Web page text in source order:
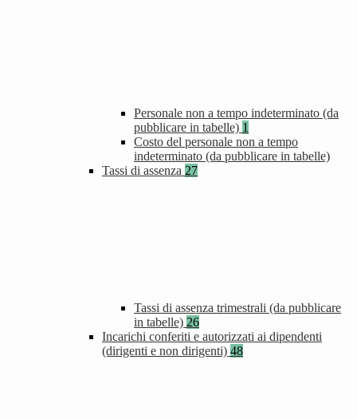
Personale non a tempo indeterminato (da
pubblicare in tabelle) 1
Costo del personale non a tempo
indeterminato (da pubblicare in tabelle)
Tassi di assenza 27
Tassi di assenza trimestrali (da pubblicare
in tabelle) 26
Incarichi conferiti e autorizzati ai dipendenti
(dirigenti e non dirigenti) 48